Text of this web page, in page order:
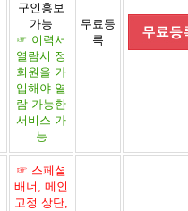
구인홍보
가능
☞ 이력서
열람시 정
회원을 가
입해야 열
람 가능한
서비스 가
능
무료등
록
☞ 스페셜
배너, 메인
고정 상단,